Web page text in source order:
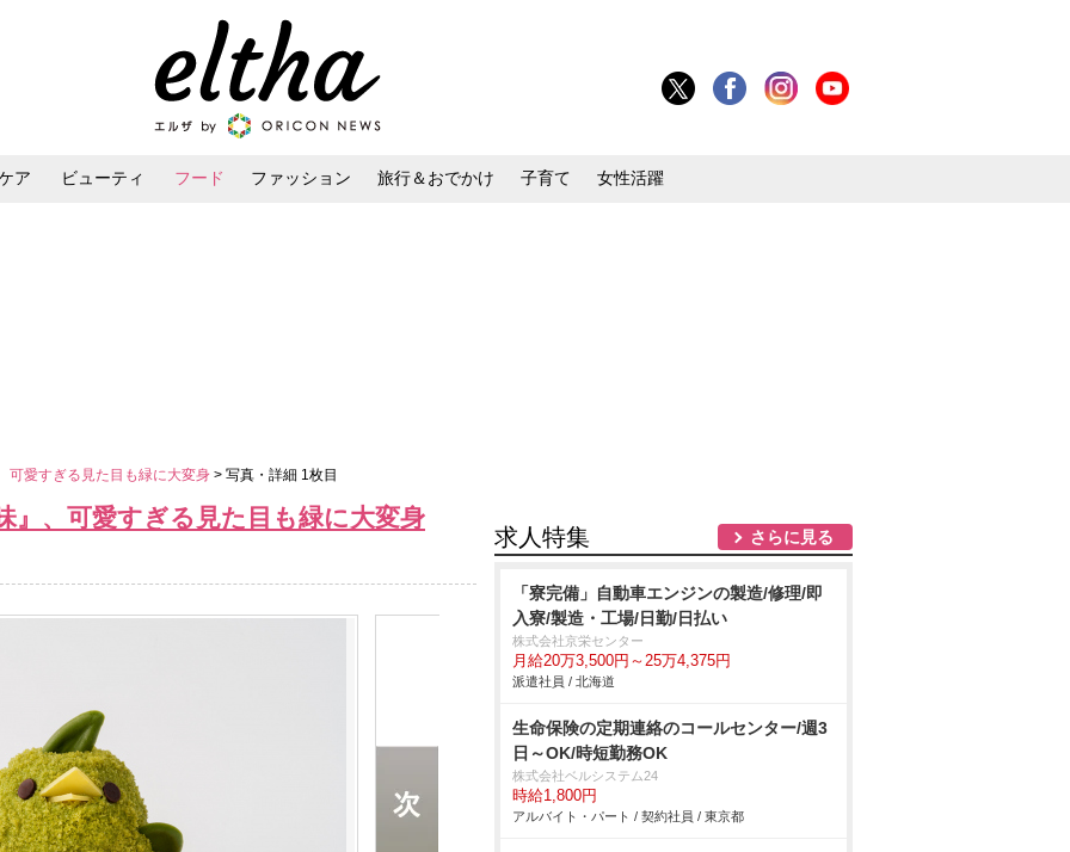
ア ビューティ フード ファッション 旅行＆おでかけ 子育て 女性活躍
可愛すぎる見た目も緑に大変身 > 写真・詳細 1枚目
』、可愛すぎる見た目も緑に大変身
求人特集 さらに見る
「寮完備」自動車エンジンの製造/修理/即
入寮/製造・工場/日勤/日払い
株式会社京栄センター
月給20万3,500円～25万4,375円
派遣社員 / 北海道
生命保険の定期連絡のコールセンター/週3
日～OK/時短勤務OK
株式会社ベルシステム24
時給1,800円
アルバイト・パート / 契約社員 / 東京都